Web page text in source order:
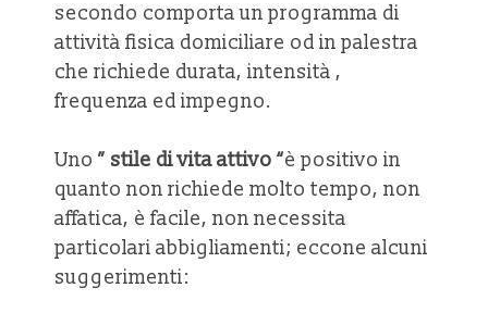
secondo comporta un programma di
attività fisica domiciliare od in palestra
che richiede durata, intensità ,
frequenza ed impegno.
Uno ” stile di vita attivo “è positivo in
quanto non richiede molto tempo, non
affatica, è facile, non necessita
particolari abbigliamenti; eccone alcuni
suggerimenti: